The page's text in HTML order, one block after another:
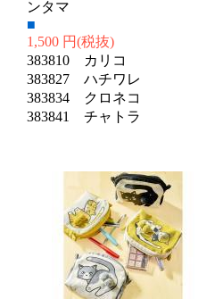
ンタマ
■
1,500 円(税抜)
383810 カリコ
383827 ハチワレ
383834 クロネコ
383841 チャトラ